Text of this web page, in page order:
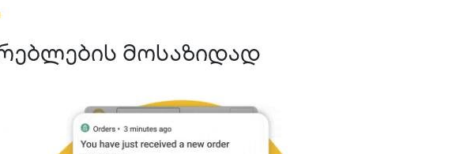
მოსაზიდად